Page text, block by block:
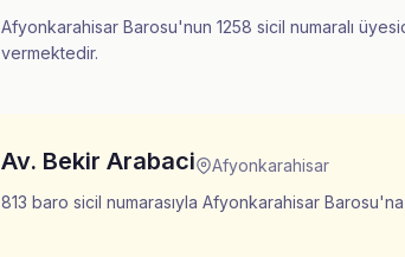
Afyonkarahisar Barosu'nun 1258 sicil numaralı
vermektedir.
Av. Bekir Arabaci
Afyonkarahisar
813 baro sicil numarasıyla Afyonkarahisar